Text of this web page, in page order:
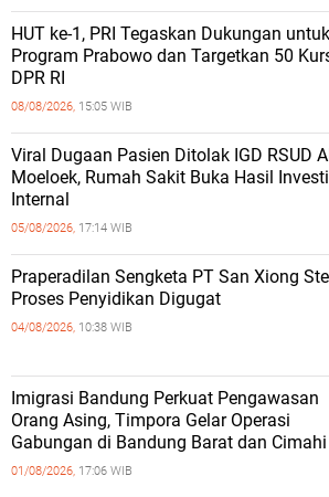
HUT ke-1, PRI Tegaskan Dukungan untuk
Program Prabowo dan Targetkan 50
DPR RI
08/08/2026, 15:05 WIB
Viral Dugaan Pasien Ditolak IGD RSUD
Moeloek, Rumah Sakit Buka Hasil
Internal
05/08/2026, 17:14 WIB
Praperadilan Sengketa PT San Xiong
Proses Penyidikan Digugat
04/08/2026, 10:38 WIB
Imigrasi Bandung Perkuat Pengawasan
Orang Asing, Timpora Gelar Operasi
Gabungan di Bandung Barat dan Cimahi
01/08/2026, 17:06 WIB